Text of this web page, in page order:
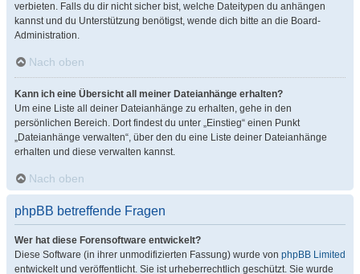
verbieten. Falls du dir nicht sicher bist, welche Dateitypen du anhängen
kannst und du Unterstützung benötigst, wende dich bitte an die Board-
Administration.
Nach oben
Kann ich eine Übersicht all meiner Dateianhänge erhalten?
Um eine Liste all deiner Dateianhänge zu erhalten, gehe in den
persönlichen Bereich. Dort findest du unter „Einstieg“ einen Punkt
„Dateianhänge verwalten“, über den du eine Liste deiner Dateianhänge
erhalten und diese verwalten kannst.
Nach oben
phpBB betreffende Fragen
Wer hat diese Forensoftware entwickelt?
Diese Software (in ihrer unmodifizierten Fassung) wurde von phpBB Limited
entwickelt und veröffentlicht. Sie ist urheberrechtlich geschützt. Sie wurde